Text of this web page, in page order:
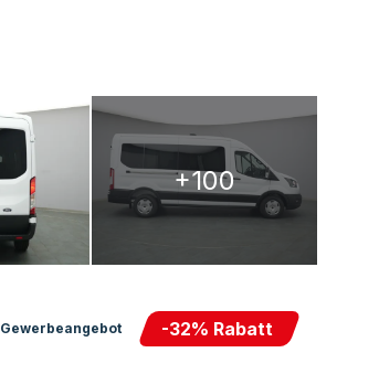
+100
Gewerbeangebot -32% Rabatt